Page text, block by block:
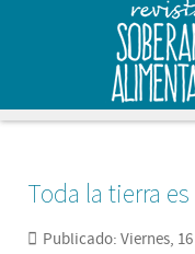
Toda la tierra
Publicado: Viernes, 16